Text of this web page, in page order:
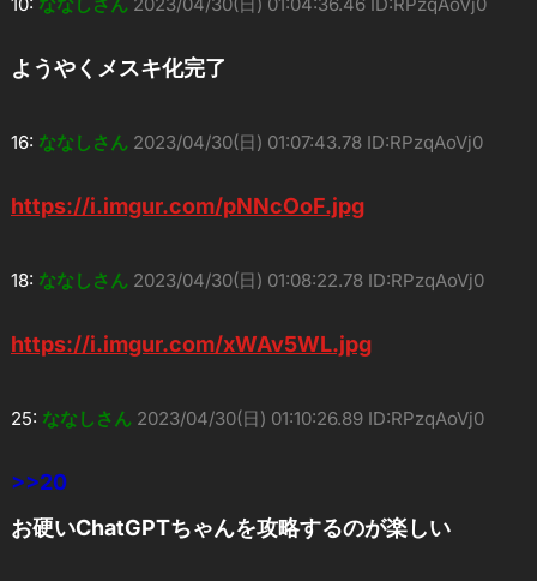
ようやくメスキ化完了
16: ななしさん 2023/04/30(日) 01:07:43.78 ID:RPzqAoVj0
https://i.imgur.com/pNNcOoF.jpg
18: ななしさん 2023/04/30(日) 01:08:22.78 ID:RPzqAoVj0
https://i.imgur.com/xWAv5WL.jpg
25: ななしさん 2023/04/30(日) 01:10:26.89 ID:RPzqAoVj0
>>20
お硬いChatGPTちゃんを攻略するのが楽しい